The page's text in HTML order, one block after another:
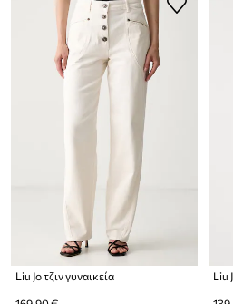
Liu Jo τζιν γυναικεία Liu